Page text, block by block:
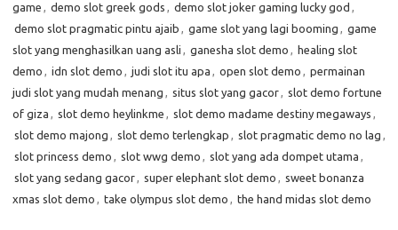
game , demo slot greek gods , demo slot joker gaming lucky god ,
demo slot pragmatic pintu ajaib , game slot yang lagi booming , game
slot yang menghasilkan uang asli , ganesha slot demo , healing slot
demo , idn slot demo , judi slot itu apa , open slot demo , permainan
judi slot yang mudah menang , situs slot yang gacor, slot demo fortune
of giza , slot demo heylinkme , slot demo madame destiny megaways ,
slot demo majong , slot demo terlengkap , slot pragmatic demo no lag ,
slot princess demo , slot wwg demo , slot yang ada dompet utama ,
slot yang sedang gacor, super elephant slot demo , sweet bonanza
xmas slot demo , take olympus slot demo , the hand midas slot demo